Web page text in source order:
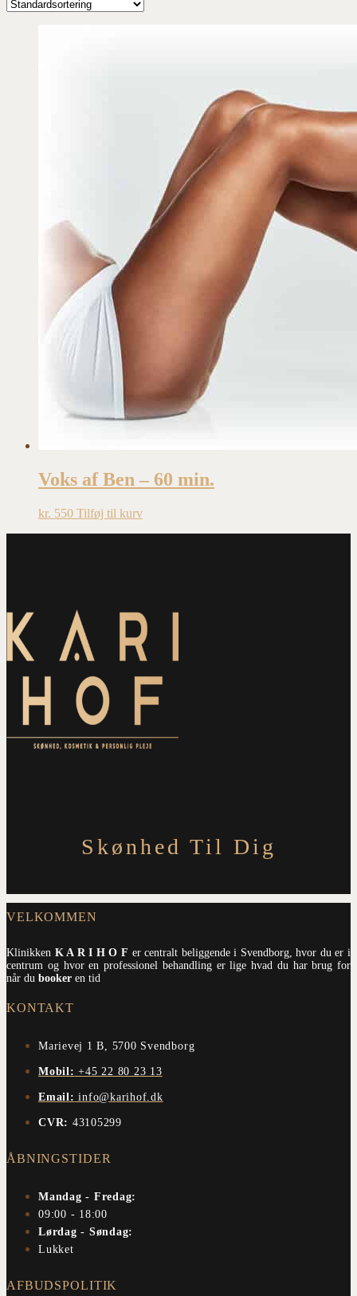
Voks af Ben – 60 min.
kr. 550 Tilføj til kurv
Skønhed Til Dig
VELKOMMEN
Klinikken K A R I H O F er centralt beliggende i Svendborg, hvor du er i
centrum og hvor en professionel behandling er lige hvad du har brug for
når du booker en tid
KONTAKT
Marievej 1 B, 5700 Svendborg
Mobil: +45 22 80 23 13
Email: info@karihof.dk
CVR: 43105299
ÅBNINGSTIDER
Mandag - Fredag:
09:00 - 18:00
Lørdag - Søndag:
Lukket
AFBUDSPOLITIK